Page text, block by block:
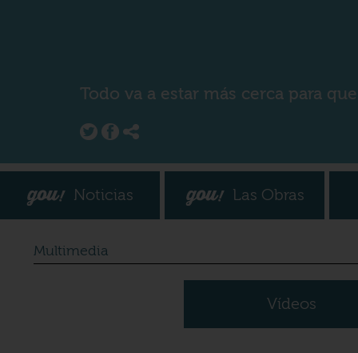
Todo va a estar más cerca para
Noticias Las Obras
Multimedia
Vídeos